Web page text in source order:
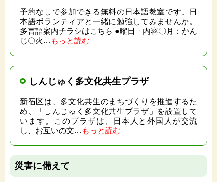
予約なしで参加できる無料の日本語教室です。日
本語ボランティアと一緒に勉強してみませんか。
多言語案内チラシはこちら ●曜日・内容〇月：かん
じ〇火… もっと読む
しんじゅく多文化共生プラザ
新宿区は、多文化共生のまちづくりを推進するた
め、「しんじゅく多文化共生プラザ」を設置して
います。このプラザは、日本人と外国人が交流
し、お互いの文… もっと読む
災害に備えて